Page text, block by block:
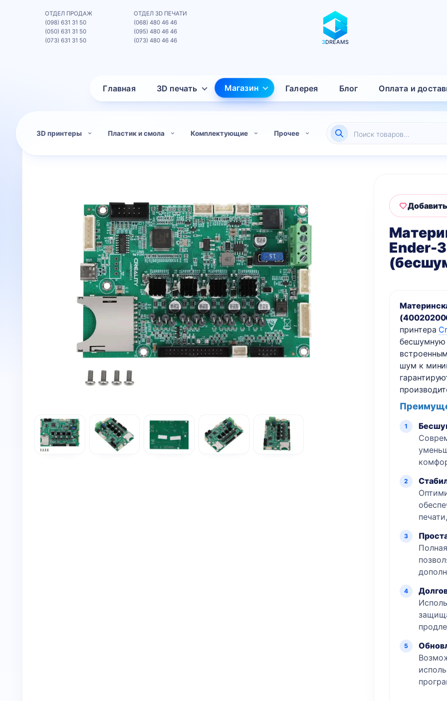
3DREAMS
Главная 3D печать Магазин Галерея Блог Оплата и
ОТДЕЛ ПРОДАЖ
(098) 631 31 50
(050) 631 31 50
(073) 631 31 50
ОТДЕЛ 3D ПЕЧАТИ
(068) 480 46 46
(095) 480 46 46
(073) 480 46 46
3D принтеры Пластик и смола Комплектующие Прочее Поиск
Ender-
принтера
бесшумную
шум к